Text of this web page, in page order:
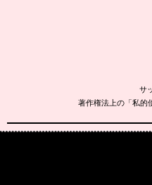
サ
著作権法上の「私的